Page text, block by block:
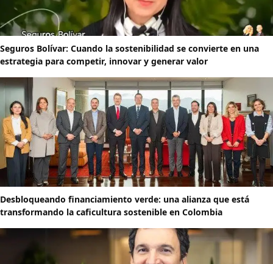
Seguros Bolívar: Cuando la sostenibilidad se convierte en una
estrategia para competir, innovar y generar valor
Desbloqueando financiamiento verde: una alianza que está
transformando la caficultura sostenible en Colombia